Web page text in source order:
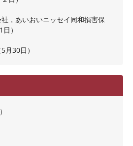
，あいおいニッセイ同和損害保
）
月30日）